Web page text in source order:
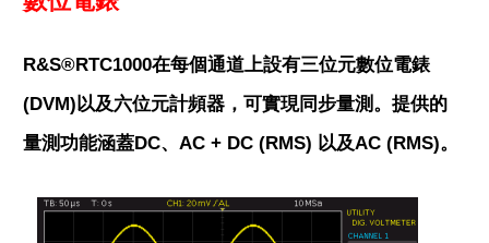
R&S®RTC1000在每個通道上設有三位元數位電錶
(DVM)以及六位元計頻器，可實現同步量測。提供的
量測功能涵蓋DC、AC + DC (RMS) 以及AC (RMS)。